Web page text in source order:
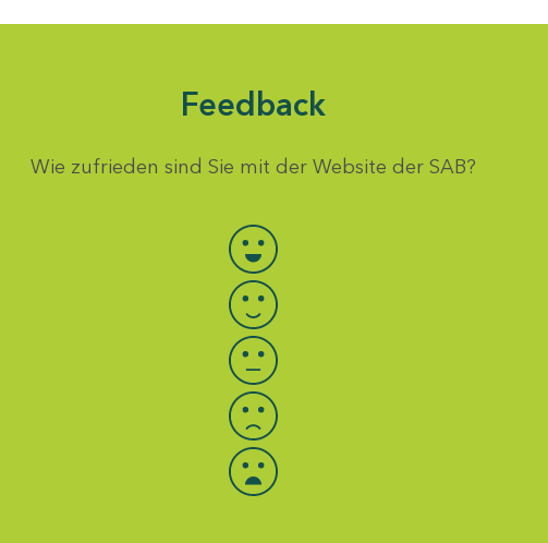
Feedback
Wie zufrieden sind Sie mit der Website der SAB?
Bewertung auswählen